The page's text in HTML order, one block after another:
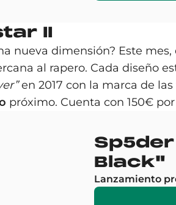
II
nueva dimensión? Este
al rapero. Cada diseño
en 2017 con la marca de
próximo. Cuenta con 150€
Black"
Lanzamiento